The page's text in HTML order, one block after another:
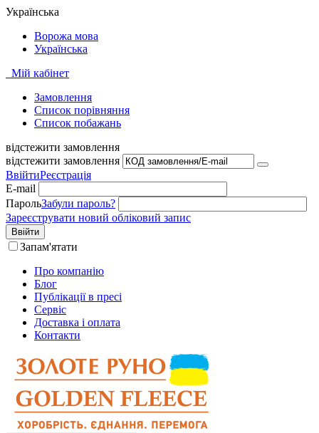
Українська
Ворожа мова
Українська
Мій кабінет
Замовлення
Cписок порівняння
Список побажань
відстежити замовлення
відстежити замовлення
ВвійтиРеєстрація
E-mail
ПарольЗабули пароль?
Зареєструвати новий обліковий запис
Ввійти
Запам'ятати
Про компанію
Блог
Публікації в пресі
Сервіс
Доставка і оплата
Контакти